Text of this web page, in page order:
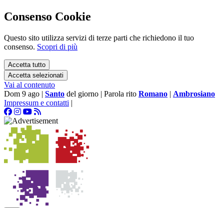
Consenso Cookie
Questo sito utilizza servizi di terze parti che richiedono il tuo
consenso. Scopri di più
Accetta tutto
Accetta selezionati
Vai al contenuto
Dom 9 ago | Santo del giorno | Parola rito Romano | Ambrosiano
Impressum e contatti |